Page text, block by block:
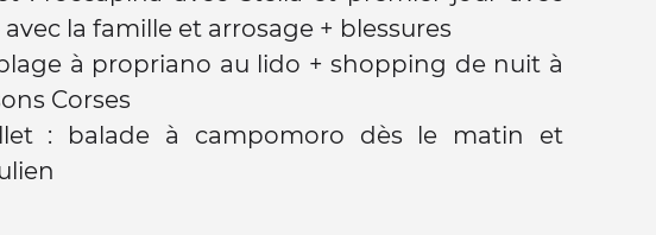
la famille et arrosage + blessures
à propriano au lido + shopping de nuit à
Corses
: balade à campomoro dès le matin et